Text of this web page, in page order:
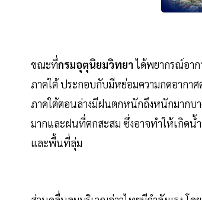
ขณะที่กรมอุตุนิยมวิทยาได้พยากรณ์อาก
ภาคใต้ ประกอบกับมีหย่อมความกดอากา
ภาคใต้ตอนล่างมีฝนตกหนักถึงหนักมากบ
มากและฝนที่ตกสะสม ซึ่งอาจทำให้เกิด
และพื้นที่ลุ่ม